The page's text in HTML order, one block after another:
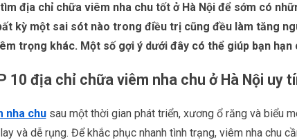
địa chỉ chữa viêm nha chu tốt ở Hà Nội để sớm có
kỳ một sai sót nào trong điều trị cũng đều làm tăng
trọng khác. Một số gợi ý dưới đây có thể giúp bạn hạn
10 địa chỉ chữa viêm nha chu ở Hà Nội uy
nha chusau một thời gian phát triển, xương ổ răng và biểu
và dễ rụng. Để khắc phục nhanh tình trạng, viêm nha chu